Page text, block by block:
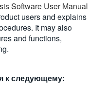
Software User Manual
users and explains
It may also
and functions,
к следующему: